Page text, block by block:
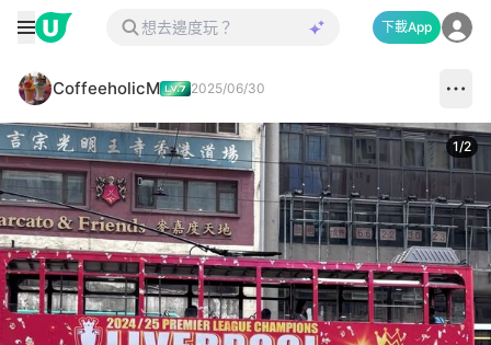
下載App
CoffeeholicM 2025/06/30
1/2